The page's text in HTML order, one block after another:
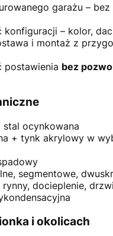
garażu –
konfiguracji – kolor,
i montaż z
postawienia bez
stal ocynkowana
+ tynk akrylowy w
segmentowe,
rynny, docieplenie,
i okolicach